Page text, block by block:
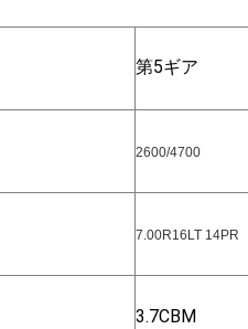
第5ギア
2600/4700
7.00R16LT 14PR
3.7CBM